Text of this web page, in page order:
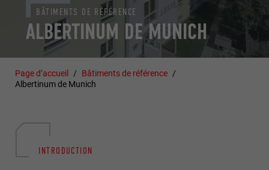
ALBERTINUM DE MUNICH
BÂTIMENTS DE RÉFÉRENCE
Page d’accueil
Bâtiments de référence
Albertinum de Munich
INTRODUCTION